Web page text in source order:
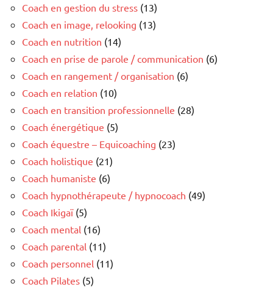
Coach en gestion du stress (13)
Coach en image, relooking (13)
Coach en nutrition (14)
Coach en prise de parole / communication (6)
Coach en rangement / organisation (6)
Coach en relation (10)
Coach en transition professionnelle (28)
Coach énergétique (5)
Coach équestre – Equicoaching (23)
Coach holistique (21)
Coach humaniste (6)
Coach hypnothérapeute / hypnocoach (49)
Coach Ikigaï(5)
Coach mental (16)
Coach parental (11)
Coach personnel (11)
Coach Pilates (5)